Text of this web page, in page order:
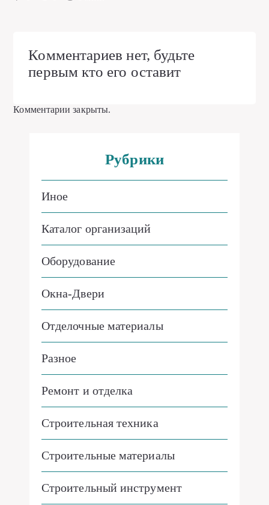
Комментариев нет, будьте
первым кто его оставит
Комментарии закрыты.
Рубрики
Иное
Каталог организаций
Оборудование
Окна-Двери
Отделочные материалы
Разное
Ремонт и отделка
Строительная техника
Строительные материалы
Строительный инструмент